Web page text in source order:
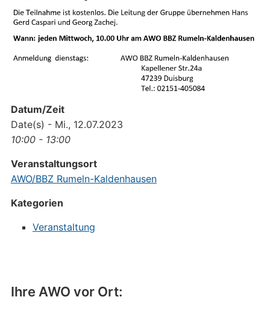
Ihre AWO vor Ort:
Datum/Zeit
Date(s) - Mi., 12.07.2023
10:00 - 13:00
Veranstaltungsort
AWO/BBZ Rumeln-Kaldenhausen
Kategorien
Veranstaltung